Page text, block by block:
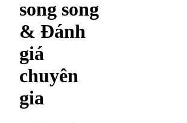
song song
& Đánh
giá
chuyên
gia